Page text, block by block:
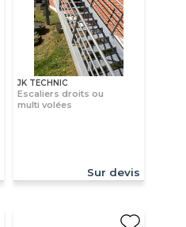
JK TECHNIC
Escaliers droits ou
multi volées
Sur devis